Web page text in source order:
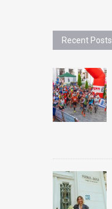
Recent Posts